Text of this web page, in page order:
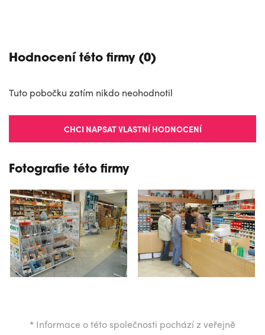
Hodnocení této firmy (0)
Tuto pobočku zatím nikdo neohodnotil
CHCI NAPSAT VLASTNÍ HODNOCENÍ
Fotografie této firmy
* Informace o této společnosti pochází z veřejně